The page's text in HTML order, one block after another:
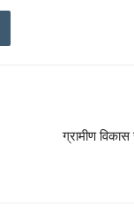
ग्रामीण